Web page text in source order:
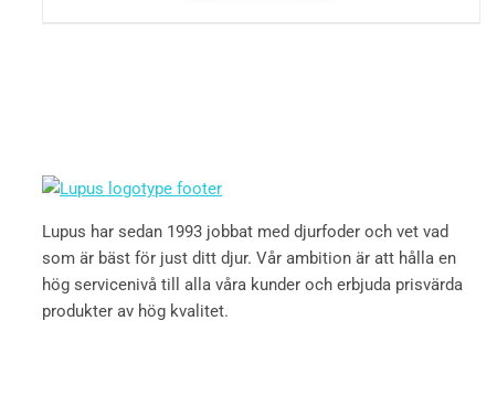
Lupus har sedan 1993 jobbat med djurfoder och vet vad
som är bäst för just ditt djur. Vår ambition är att hålla en
hög servicenivå till alla våra kunder och erbjuda prisvärda
produkter av hög kvalitet.